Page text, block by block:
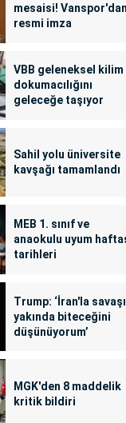
mesaisi! Vanspor'dan
resmi imza
VBB geleneksel kilim
dokumacılığını
geleceğe taşıyor
Sahil yolu üniversite
kavşağı tamamlandı
MEB 1. sınıf ve
anaokulu uyum
tarihleri
Trump: ‘İran'la
yakında biteceğini
düşünüyorum’
MGK'den 8 maddelik
kritik bildiri